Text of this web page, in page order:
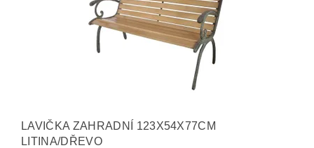
LAVIČKA ZAHRADNÍ 123X54X77CM
LITINA/DŘEVO